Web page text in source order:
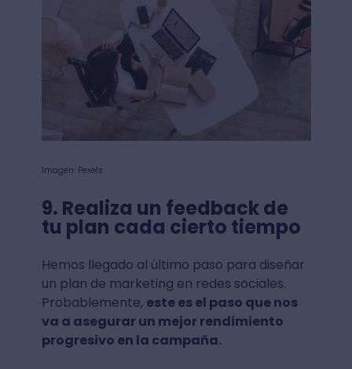
Imagen: Pexels
9. Realiza un feedback de
tu plan cada cierto tiempo
Hemos llegado al último paso para diseñar
un plan de marketing en redes sociales.
Probablemente, este es el paso que nos
va a asegurar un mejor rendimiento
progresivo en la campaña.